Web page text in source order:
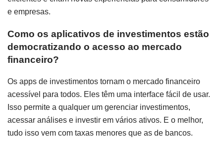
e empresas.
Como os aplicativos de investimentos estão
democratizando o acesso ao mercado
financeiro?
Os apps de investimentos tornam o mercado financeiro
acessível para todos. Eles têm uma interface fácil de usar.
Isso permite a qualquer um gerenciar investimentos,
acessar análises e investir em vários ativos. E o melhor,
tudo isso vem com taxas menores que as de bancos.